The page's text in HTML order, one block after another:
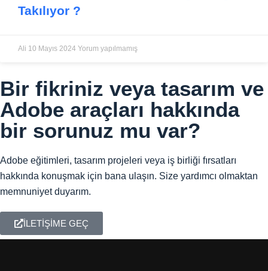
Takılıyor ?
Ali 10 Mayıs 2024 Yorum yapılmamış
Bir fikriniz veya tasarım ve
Adobe araçları hakkında
bir sorunuz mu var?
Adobe eğitimleri, tasarım projeleri veya iş birliği fırsatları
hakkında konuşmak için bana ulaşın. Size yardımcı olmaktan
memnuniyet duyarım.
İLETİŞİME GEÇ